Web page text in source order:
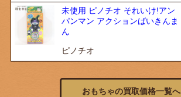
未使用 ピノチオ それいけ!アン
パンマン アクションばいきんま
ん
ピノチオ
おもちゃの買取価格一覧へ